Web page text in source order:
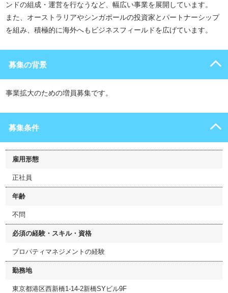
ンドの組成・運営を行なうなど、幅広い事業を展開しています。
また、オーストラリアやシンガポールの投資家とパートナーシップ
を組み、積極的に海外へもビジネスフィールドを広げています。
募集の背景
事業拡大のための増員募集です。
募集条件
雇用形態
正社員
年齢
不問
必須の経験・スキル・資格
プロパティマネジメントの経験
勤務地
東京都港区西新橋1-14-2新橋SYビル9F